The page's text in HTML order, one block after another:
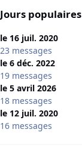
Jours populaires
le 16 juil. 2020
23 messages
le 6 déc. 2022
19 messages
le 5 avril 2026
18 messages
le 12 juil. 2020
16 messages